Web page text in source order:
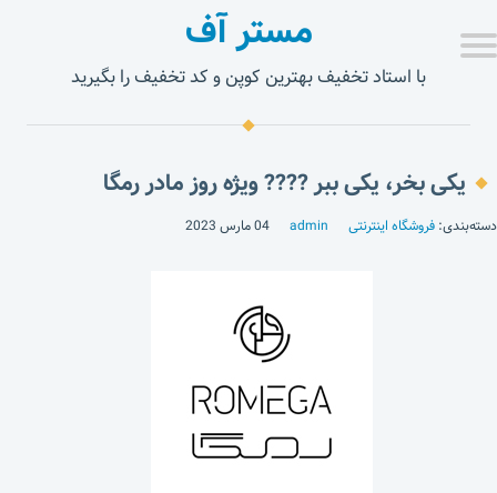
مستر آف
با استاد تخفیف بهترین کوپن و کد تخفیف را بگیرید
یکی بخر، یکی ببر ???? ویژه روز مادر رمگا
دسته‌بندی: فروشگاه اینترنتی admin 04 مارس 2023